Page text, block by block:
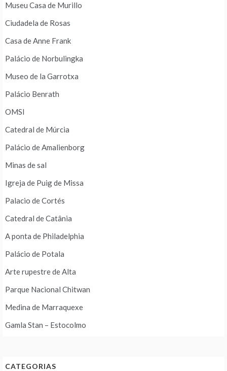
Museu Casa de Murillo
Ciudadela de Rosas
Casa de Anne Frank
Palácio de Norbulingka
Museo de la Garrotxa
Palácio Benrath
OMSI
Catedral de Múrcia
Palácio de Amalienborg
Minas de sal
Igreja de Puig de Missa
Palacio de Cortés
Catedral de Catânia
A ponta de Philadelphia
Palácio de Potala
Arte rupestre de Alta
Parque Nacional Chitwan
Medina de Marraquexe
Gamla Stan – Estocolmo
CATEGORIAS